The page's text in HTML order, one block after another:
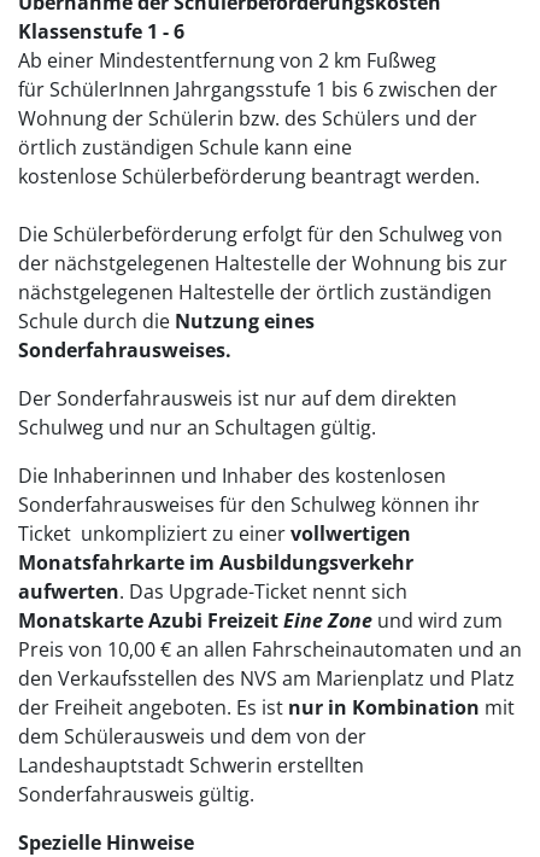
Klassenstufe 1 - 6
Ab einer Mindestentfernung von 2 km Fußweg
für SchülerInnen Jahrgangsstufe 1 bis 6 zwischen der
Wohnung der Schülerin bzw. des Schülers und der
örtlich zuständigen Schule kann eine
kostenlose Schülerbeförderung beantragt werden.
Die Schülerbeförderung erfolgt für den Schulweg von
der nächstgelegenen Haltestelle der Wohnung bis zur
nächstgelegenen Haltestelle der örtlich zuständigen
Schule durch die Nutzung eines
Sonderfahrausweises.
Der Sonderfahrausweis ist nur auf dem direkten
Schulweg und nur an Schultagen gültig.
Die Inhaberinnen und Inhaber des kostenlosen
Sonderfahrausweises für den Schulweg können ihr
Ticket unkompliziert zu einervollwertigen
Monatsfahrkarte im Ausbildungsverkehr
aufwerten. Das Upgrade-Ticket nennt sich
Monatskarte Azubi FreizeitEine Zone und wird zum
Preis von 10,00 € an allen Fahrscheinautomaten und an
den Verkaufsstellen des NVS am Marienplatz und Platz
der Freiheit angeboten. Es ist nur in Kombination mit
dem Schülerausweis und dem von der
Landeshauptstadt Schwerin erstellten
Sonderfahrausweis gültig.
Spezielle Hinweise